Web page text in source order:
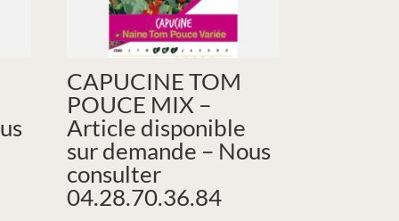
CAPUCINE TOM
POUCE MIX –
Article disponible
sur demande – Nous
consulter
04.28.70.36.84